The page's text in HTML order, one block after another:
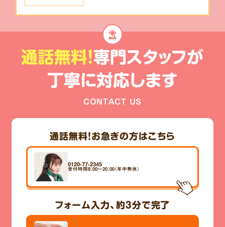
通話無料!専門スタッフが
丁寧に対応します
CONTACT US
通話無料！お急ぎの方はこちら
0120-77-2345
受付時間8：00～20：00（年中無休）
フォーム入力、 約3分で完了